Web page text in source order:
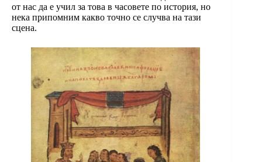
от нас да е учил за това в часовете по история, но
нека припомним какво точно се случва на тази
сцена.